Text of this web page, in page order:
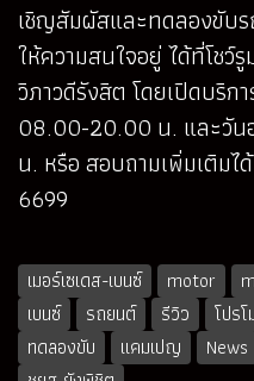
เชิญสัมผัสและทดลองขับร
ให้ความสนใจอยู่ ได้ที่โช
วิภาวดีรังสิต โดยเปิดบริก
08.00-20.00 น. และวัน
น. หรือ สอบถามเพิ่มเติม
6699
เมอร์เซเดส-เบนซ์ motor
เบนซ์
รถยนต์ รีวิว โปร
ทดลองขับ
แคมเปญ News